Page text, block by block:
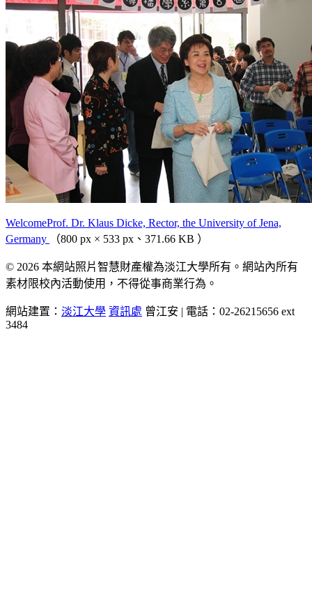
WelcomeProf. Dr. Klaus Dicke, Rector, the University of Jena,
Germany
（800 px × 533 px、371.66 KB ）
© 2026 本網站照片智慧財產權為淡江大學所有。網站內所有
素材限校內活動使用，不得從事商業行為。
網站建置： 淡江大學 資訊處 曾江安 | 電話：02-26215656 ext
3484